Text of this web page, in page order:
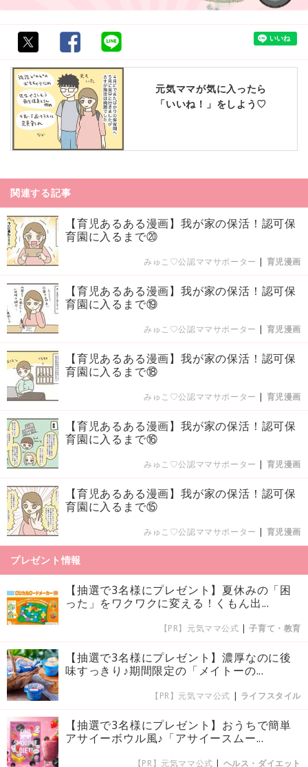
元気ママが気に入ったら
「いいね！」をしよう♡
関連する記事
【育児あるある漫画】我が家の保活！認可保
育園に入るまで⑳
みゅこ♡公認ママサポーター | 育児漫画
【育児あるある漫画】我が家の保活！認可保
育園に入るまで⑲
みゅこ♡公認ママサポーター | 育児漫画
【育児あるある漫画】我が家の保活！認可保
育園に入るまで⑱
みゅこ♡公認ママサポーター | 育児漫画
【育児あるある漫画】我が家の保活！認可保
育園に入るまで⑯
みゅこ♡公認ママサポーター | 育児漫画
【育児あるある漫画】我が家の保活！認可保
育園に入るまで⑮
みゅこ♡公認ママサポーター | 育児漫画
プレゼント情報
【抽選で3名様にプレゼント】夏休みの「困
った」をワクワクに変える！くもん出...
【PR】元気ママ公式 |子育て・教育
【抽選で3名様にプレゼント】濃厚なのに後
味すっきり♪期間限定の「メイトーの...
【PR】元気ママ公式 | ライフスタイル
【抽選で3名様にプレゼント】おうちで簡単
アサイーボウル風♪「アサイースムー...
【PR】元気ママ公式 | ヘルス・ダイエット